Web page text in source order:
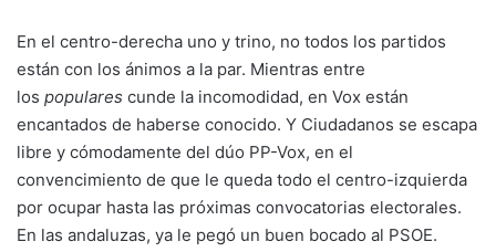
En el centro-derecha uno y trino, no todos los partidos
están con los ánimos a la par. Mientras entre
los populares cunde la incomodidad, en Vox están
encantados de haberse conocido. Y Ciudadanos se escapa
libre y cómodamente del dúo PP-Vox, en el
convencimiento de que le queda todo el centro-izquierda
por ocupar hasta las próximas convocatorias electorales.
En las andaluzas, ya le pegó un buen bocado al PSOE.